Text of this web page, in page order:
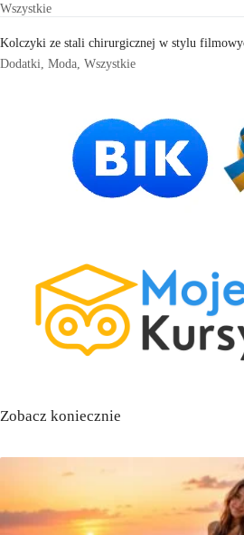
Wszystkie
Kolczyki ze stali chirurgicznej w stylu
Dodatki Moda Wszystkie
Zobacz koniecznie